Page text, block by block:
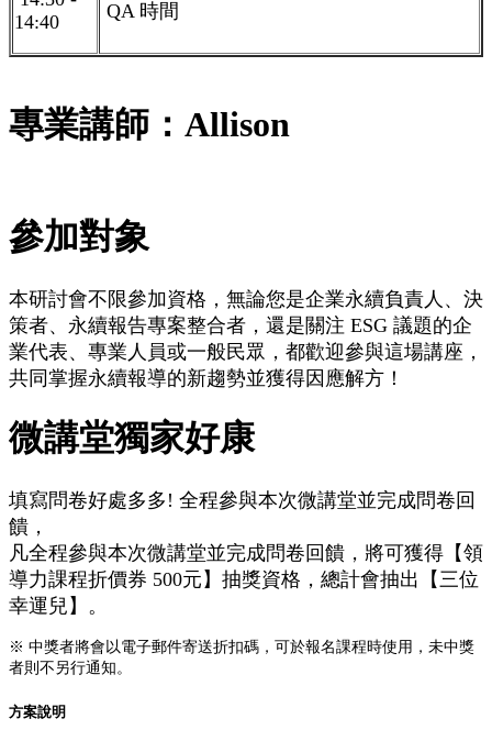
14:40
QA 時間
專業講師：Allison
參加對象
本研討會不限參加資格，無論您是企業永續負責人、決
策者、永續報告專案整合者，還是關注 ESG 議題的企
業代表、專業人員或一般民眾，都歡迎參與這場講座，
共同掌握永續報導的新趨勢並獲得因應解方！
微講堂獨家好康
填寫問卷好處多多! 全程參與本次微講堂並完成問卷回
饋，
凡全程參與本次微講堂並完成問卷回饋，將可獲得【領
導力課程折價券 500元】抽獎資格，總計會抽出【三位
幸運兒】。
※ 中獎者將會以電子郵件寄送折扣碼，可於報名課程時使用，未中獎
者則不另行通知。
方案說明